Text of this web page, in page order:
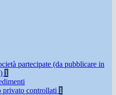
partecipate (da pubblicare in
1
controllati 1